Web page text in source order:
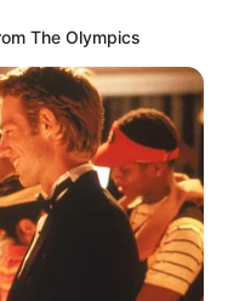
The Math Actually
The Olympics